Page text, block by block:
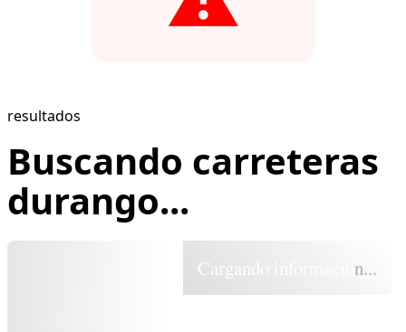
resultados
Buscando carreteras
durango...
Cargando información...